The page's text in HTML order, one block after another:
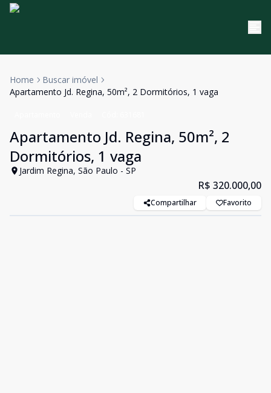
Home
Buscar imóvel
Apartamento Jd. Regina, 50m², 2 Dormitórios, 1 vaga
Apartamento Jd. Regina, 50m², 2
Dormitórios, 1 vaga
Jardim Regina, São Paulo - SP
R$ 320.000,00
Compartilhar Favorito